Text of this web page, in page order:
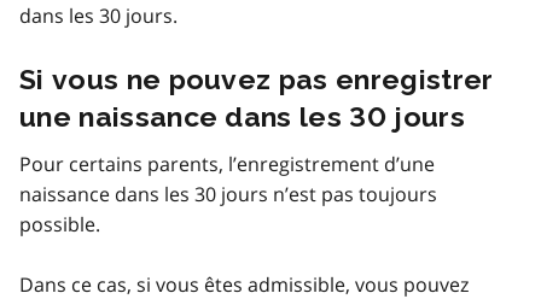
dans les 30 jours.
Si vous ne pouvez pas enregistrer
une naissance dans les 30 jours
Pour certains parents, l’enregistrement d’une
naissance dans les 30 jours n’est pas toujours
possible.
Dans ce cas, si vous êtes admissible, vous pouvez